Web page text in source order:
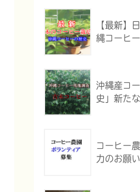
【最新】
縄コーヒ
沖縄産コ
史」新た
コーヒー
力のお願い